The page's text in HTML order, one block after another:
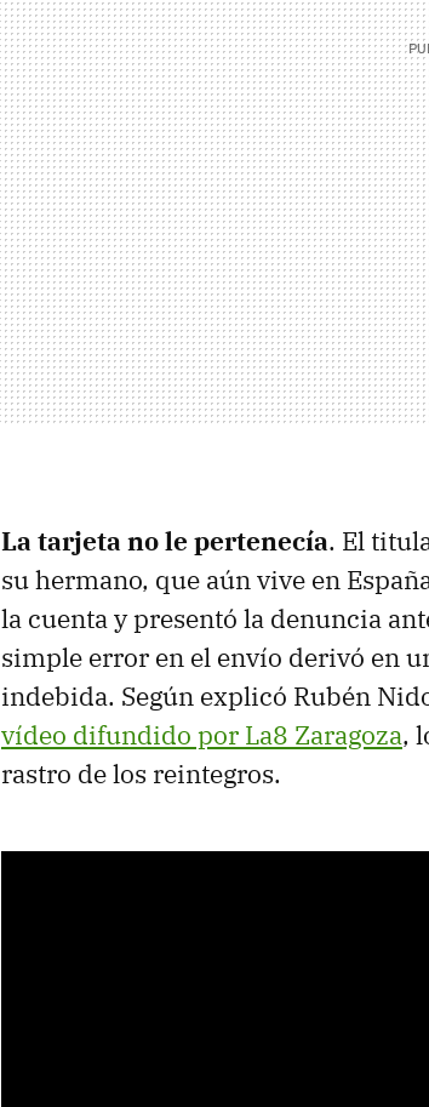
La tarjeta no le pertenecía. El
su hermano, que aún vive en
la cuenta y presentó la denuncia
simple error en el envío derivó en
indebida. Según explicó Rubén
vídeo difundido por La8 Zaragoza,
rastro de los reintegros.